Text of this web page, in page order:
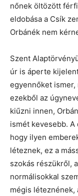
nőnek öltözött
eldobása a Csík
Orbánék nem
Szent
úr is áperte
egyennőket
ezekből az
kiűzni innen,
ismét kevesebb.
hogy ilyen
léteznek, ez a
szokás részükről,
normálisokkal
mégis léteznének,